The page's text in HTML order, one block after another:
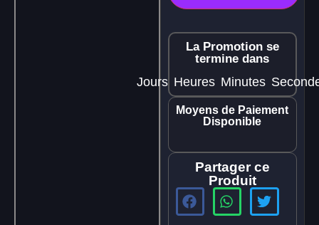
La Promotion se
termine dans
Jours Heures Minutes
Moyens de Paiement
Disponible
Partager ce
Produit